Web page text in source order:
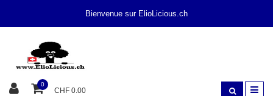
Bienvenue sur ElioLicious.ch
0
CHF 0.00